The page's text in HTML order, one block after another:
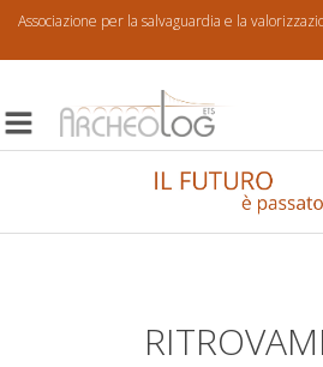
Associazione per la salvaguardia e la